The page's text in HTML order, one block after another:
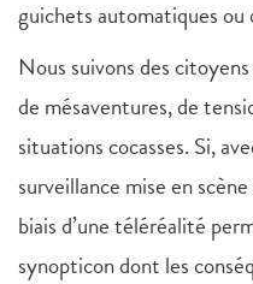
guichets automatiques ou
Nous suivons des
de mésaventures, de
situations cocasses. Si,
surveillance mise en
biais d’une téléréalité
synopticon dont les